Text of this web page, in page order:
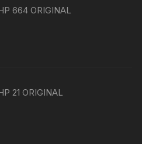
664 ORIGINAL
21 ORIGINAL